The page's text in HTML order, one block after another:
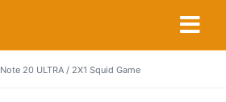
Note 20 ULTRA / 2X1 Squid Game